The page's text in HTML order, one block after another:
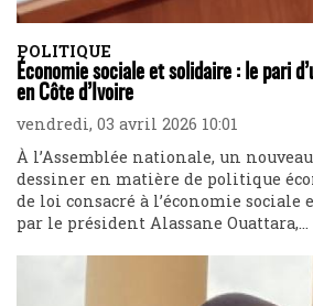
POLITIQUE
Économie sociale et solidaire : le pari
en Côte d’Ivoire
vendredi, 03 avril 2026 10:01
À l’Assemblée nationale, un
dessiner en matière de politique
de loi consacré à l’économie sociale
par le président Alassane Ouattara,...